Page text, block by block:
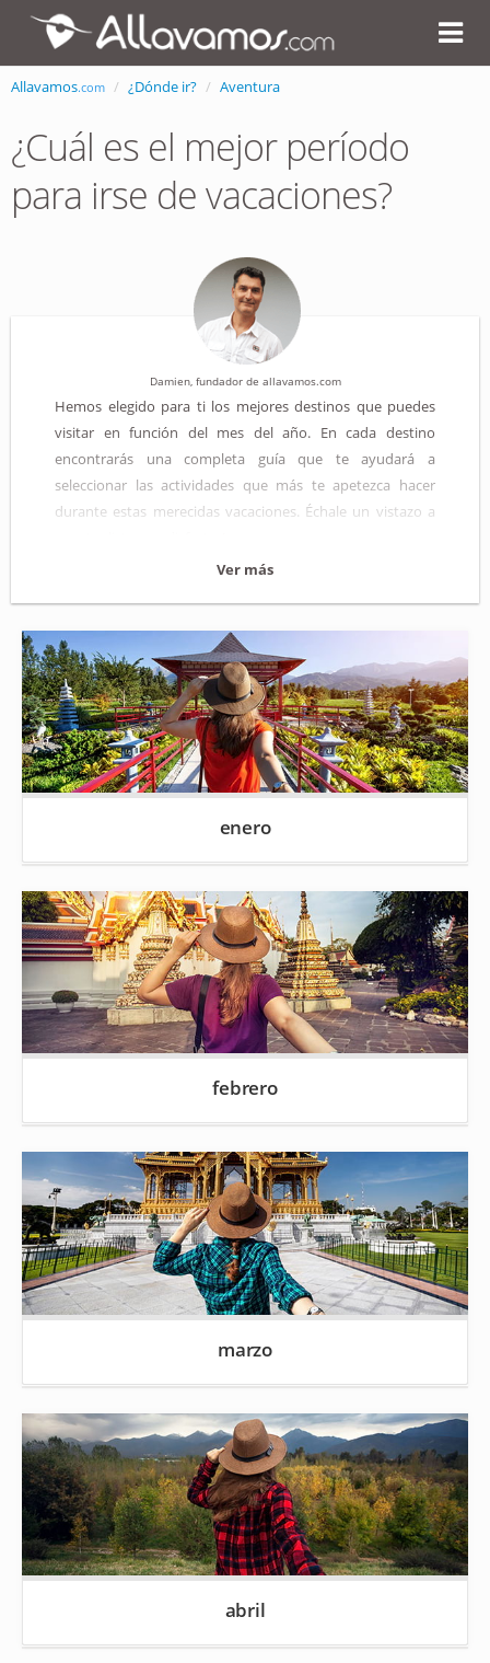
Allavamos.com ¿Dónde ir? Aventura
¿Cuál es el mejor período
para irse de vacaciones?
Damien, fundador de allavamos.com
Hemos elegido para ti los mejores destinos que puedes
visitar en función del mes del año. En cada destino
encontrarás una completa guía que te ayudará a
seleccionar las actividades que más te apetezca hacer
durante estas merecidas vacaciones. Échale un vistazo a
Ver más
enero
febrero
marzo
abril